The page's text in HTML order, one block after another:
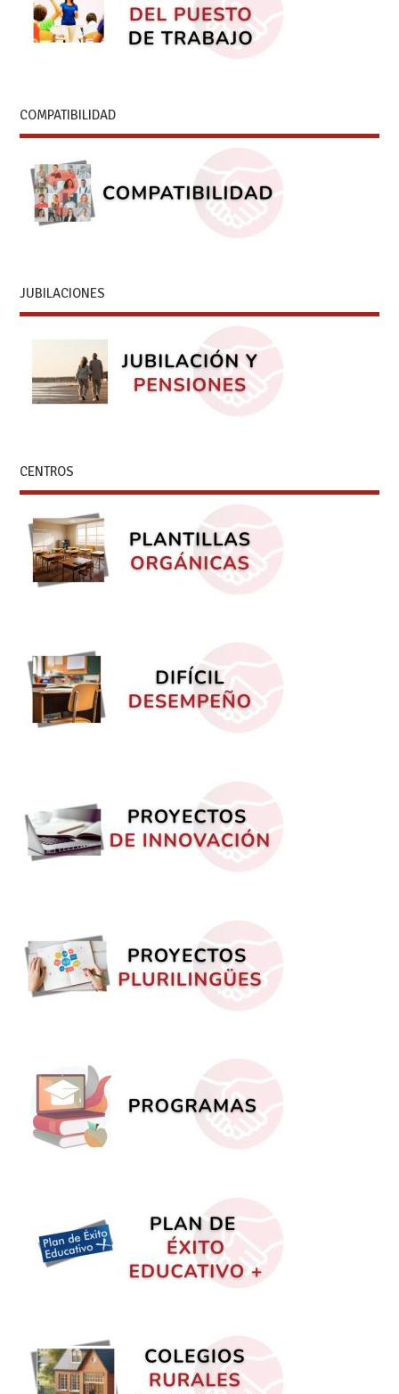
COMPATIBILIDAD
JUBILACIONES
CENTROS